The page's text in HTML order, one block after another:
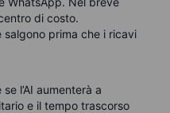
di costo.
prima che i ricavi
l’AI aumenterà a
e il tempo trascorso